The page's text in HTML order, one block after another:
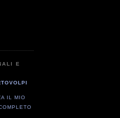
E
IL MIO